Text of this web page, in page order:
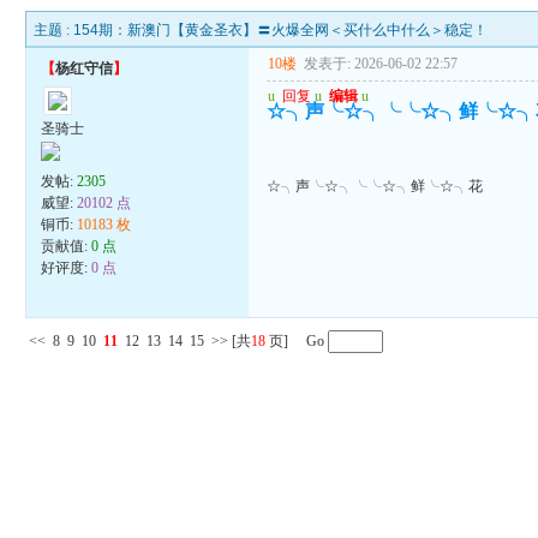
主题 : 154期：新澳门【黄金圣衣】〓火爆全网＜买什么中什么＞稳定！
【杨红守信】
圣骑士
发帖:2305
威望:20102 点
铜币: 10183 枚
贡献值:0 点
好评度:0 点
10楼 发表于: 2026-06-02 22:57
u 回复 u 编辑 u
☆╮声╰☆╮╰╰☆╮鲜╰☆╮
☆╮声╰☆╮╰╰☆╮鲜╰☆╮花
<< 8 9 10 11 12 13 14 15 >> [共18 页] Go